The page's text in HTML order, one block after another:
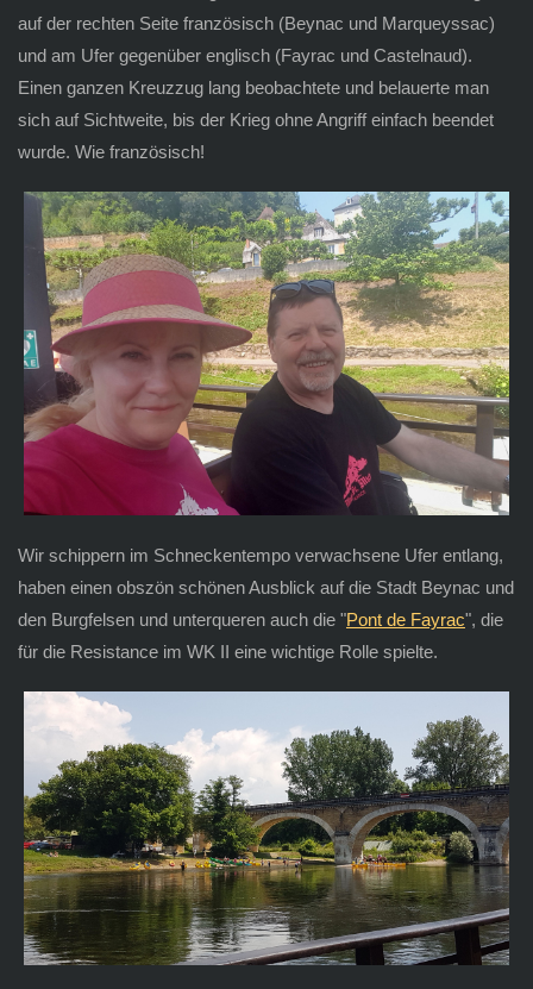
auf der rechten Seite französisch (Beynac und Marqueyssac)
und am Ufer gegenüber englisch (Fayrac und Castelnaud).
Einen ganzen Kreuzzug lang beobachtete und belauerte man
sich auf Sichtweite, bis der Krieg ohne Angriff einfach beendet
wurde. Wie französisch!
Wir schippern im Schneckentempo verwachsene Ufer entlang,
haben einen obszön schönen Ausblick auf die Stadt Beynac und
den Burgfelsen und unterqueren auch die "Pont de Fayrac", die
für die Resistance im WK II eine wichtige Rolle spielte.